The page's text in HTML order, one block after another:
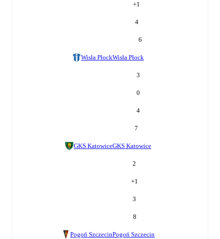
+1
4
6
Wisła PłockWisła Płock
3
0
4
7
GKS KatowiceGKS Katowice
2
+1
3
8
Pogoń SzczecinPogoń Szczecin